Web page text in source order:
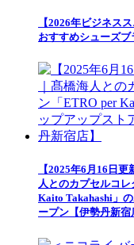
【2026年ビジネス
おすすめシューズブ
【2025年6月16日
人とのカプセルコ
Kaito Takahashi」
ープン【伊勢丹新宿